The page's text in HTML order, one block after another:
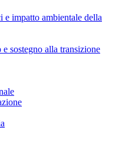
e impatto ambientale della
sostegno alla transizione